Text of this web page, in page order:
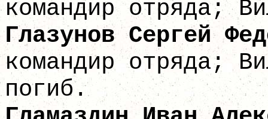
командир отряда;
Глазунов
командир отряда;
погиб.